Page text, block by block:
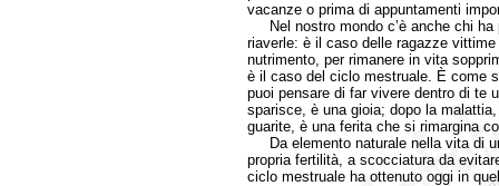
vacanze o prima di appuntamenti
Nel nostro mondo c’è anche chi ha
riaverle: è il caso delle ragazze
nutrimento, per rimanere in vita
è il caso del ciclo mestruale. È come
puoi pensare di far vivere dentro di te
sparisce, è una gioia; dopo la
guarite, è una ferita che si rimargina
Da elemento naturale nella vita di
propria fertilità, a scocciatura da
ciclo mestruale ha ottenuto oggi in